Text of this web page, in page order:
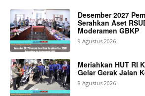
Desember 2027
Serahkan Aset
Moderamen GBKP
9 Agustus 2026
Meriahkan HUT RI
Gelar Gerak Jalan
8 Agustus 2026